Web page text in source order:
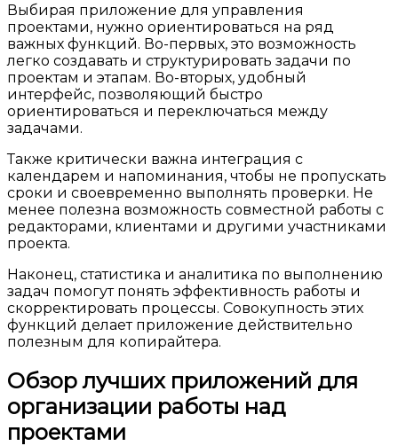
Выбирая приложение для управления
проектами, нужно ориентироваться на ряд
важных функций. Во-первых, это возможность
легко создавать и структурировать задачи по
проектам и этапам. Во-вторых, удобный
интерфейс, позволяющий быстро
ориентироваться и переключаться между
задачами.
Также критически важна интеграция с
календарем и напоминания, чтобы не пропускать
сроки и своевременно выполнять проверки. Не
менее полезна возможность совместной работы с
редакторами, клиентами и другими участниками
проекта.
Наконец, статистика и аналитика по выполнению
задач помогут понять эффективность работы и
скорректировать процессы. Совокупность этих
функций делает приложение действительно
полезным для копирайтера.
Обзор лучших приложений для
организации работы над
проектами